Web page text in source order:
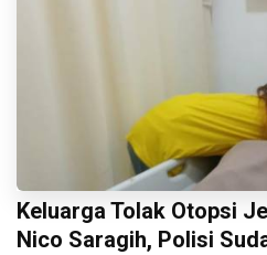
Keluarga Tolak Otopsi
Nico Saragih, Polisi